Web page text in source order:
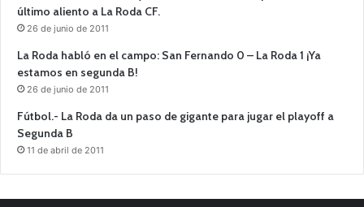
último aliento a La Roda CF.
26 de junio de 2011
La Roda habló en el campo: San Fernando 0 – La Roda 1 ¡Ya
estamos en segunda B!
26 de junio de 2011
Fútbol.- La Roda da un paso de gigante para jugar el playoff a
Segunda B
11 de abril de 2011